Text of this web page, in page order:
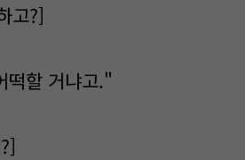
고?]
떡할 거냐고."